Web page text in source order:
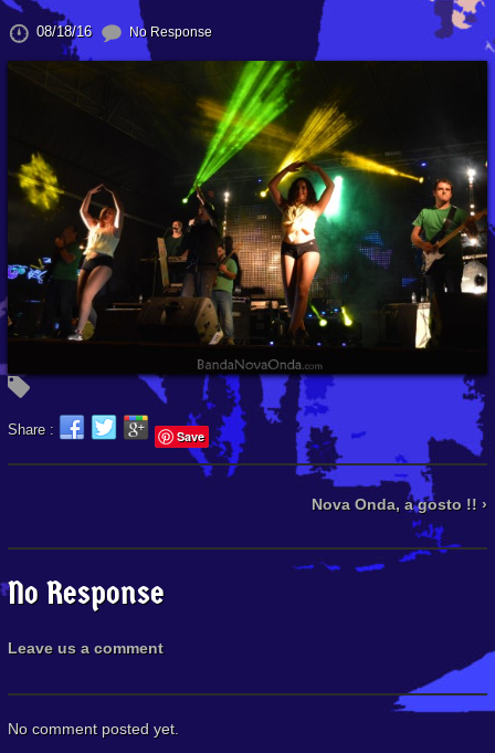
08/18/16 No Response
Share : Save
Nova Onda, a gosto !! ›
No Response
Leave us a comment
No comment posted yet.